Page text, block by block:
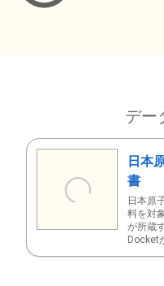
デー
日本
書
日本原
料を対
が所蔵
Docket